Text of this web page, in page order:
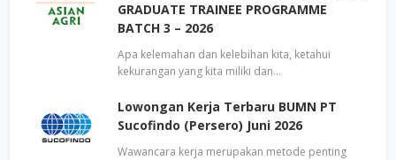
GRADUATE TRAINEE PROGRAMME
BATCH 3 – 2026
Apa kelemahan dan kelebihan kita, ketahui
kekurangan yang kita miliki dan…
Lowongan Kerja Terbaru BUMN PT
Sucofindo (Persero) Juni 2026
Wawancara kerja merupakan metode penting